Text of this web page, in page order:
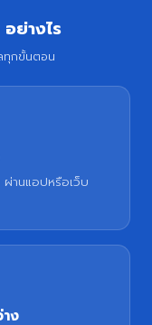
ย่างไร
กขั้นตอน
ผ่านแอปหรือเว็บ
ง